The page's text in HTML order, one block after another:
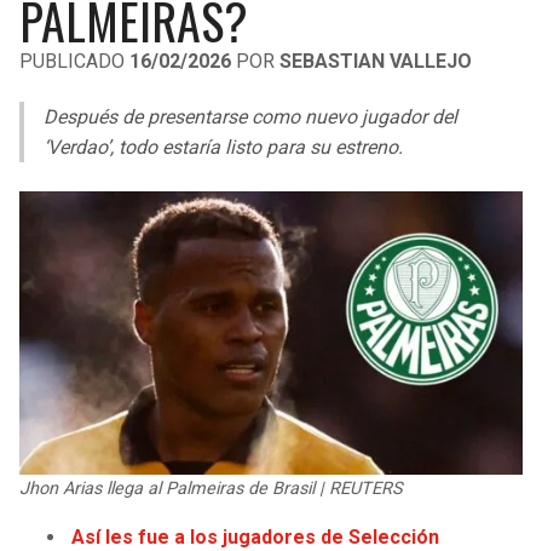
LIGA DE EXPANSIÓN MX
LEAGUES CUP
UEFA EUROPA LEAGUE
UEFA CONFERENCE LEAGUE
MLS
COPA SUDAMERICANA
LIGA BETPLAY
OTRAS LIGAS
PALMEIRAS?
PUBLICADO 16/02/2026 POR SEBASTIAN VALLEJO
Después de presentarse como nuevo jugador del
‘Verdao’, todo estaría listo para su estreno.
Jhon Arias llega al Palmeiras de Brasil | REUTERS
Así les fue a los jugadores de Selección